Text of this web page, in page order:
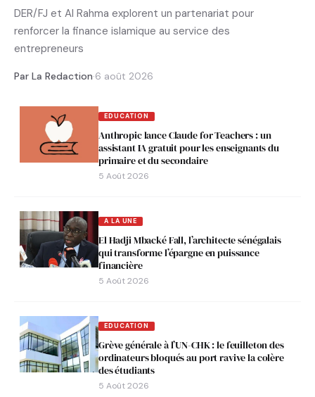
DER/FJ et Al Rahma explorent un partenariat pour
renforcer la finance islamique au service des
entrepreneurs
Par La Redaction·6 août 2026
EDUCATION
Anthropic lance Claude for Teachers : un
assistant IA gratuit pour les enseignants du
primaire et du secondaire
5 Août 2026
A LA UNE
El Hadji Mbacké Fall, l’architecte sénégalais
qui transforme l’épargne en puissance
financière
5 Août 2026
EDUCATION
Grève générale à l’UN-CHK : le feuilleton des
ordinateurs bloqués au port ravive la colère
des étudiants
5 Août 2026